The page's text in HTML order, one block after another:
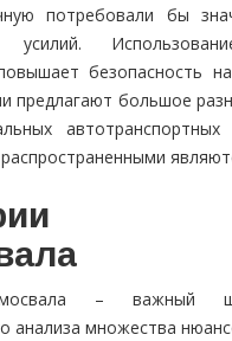
потребовали бы
безопасность
предлагают большое
– важный
анализа множества